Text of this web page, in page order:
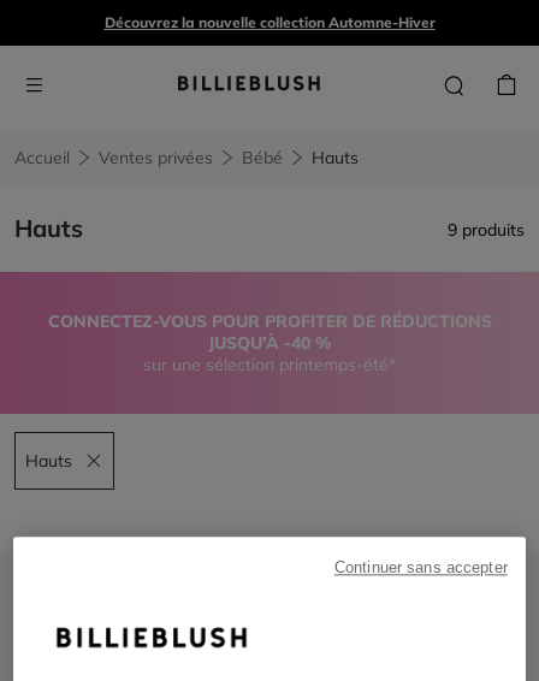
Découvrez la nouvelle collection Automne-Hiver
Accueil Ventes privées Bébé Hauts
Hauts 9 produits
CONNECTEZ-VOUS POUR PROFITER DE RÉDUCTIONS
JUSQU’À -40 %
sur une sélection printemps-été*
Hauts
Remove filter Hauts
PRIX DOUXContinuer sans accepter